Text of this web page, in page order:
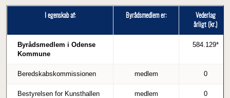
I egenskab af: Byrådsmedlem er:
Vederlag
årligt (kr.)
Byrådsmedlem i Odense
Kommune
584.129*
Beredskabskommissionen medlem 0
Bestyrelsen for Kunsthallen
medlem 0